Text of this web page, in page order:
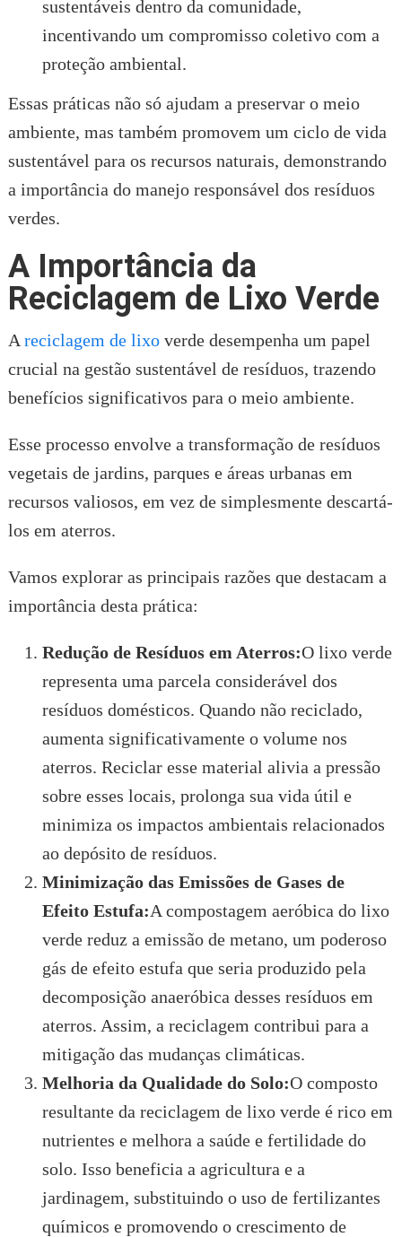
sustentáveis dentro da comunidade,
incentivando um compromisso coletivo com a
proteção ambiental.
Essas práticas não só ajudam a preservar o meio
ambiente, mas também promovem um ciclo de vida
sustentável para os recursos naturais, demonstrando
a importância do manejo responsável dos resíduos
verdes.
A Importância da
Reciclagem de Lixo Verde
A reciclagem de lixoverde desempenha um papel
crucial na gestão sustentável de resíduos, trazendo
benefícios significativos para o meio ambiente.
Esse processo envolve a transformação de resíduos
vegetais de jardins, parques e áreas urbanas em
recursos valiosos, em vez de simplesmente descartá-
los em aterros.
Vamos explorar as principais razões que destacam a
importância desta prática:
Redução de Resíduos em Aterros:O lixo verde
representa uma parcela considerável dos
resíduos domésticos. Quando não reciclado,
aumenta significativamente o volume nos
aterros. Reciclar esse material alivia a pressão
sobre esses locais, prolonga sua vida útil e
minimiza os impactos ambientais relacionados
ao depósito de resíduos.
Minimização das Emissões de Gases de
Efeito Estufa:A compostagem aeróbica do lixo
verde reduz a emissão de metano, um poderoso
gás de efeito estufa que seria produzido pela
decomposição anaeróbica desses resíduos em
aterros. Assim, a reciclagem contribui para a
mitigação das mudanças climáticas.
Melhoria da Qualidade do Solo:O composto
resultante da reciclagem de lixo verde é rico em
nutrientes e melhora a saúde e fertilidade do
solo. Isso beneficia a agricultura e a
jardinagem, substituindo o uso de fertilizantes
químicos e promovendo o crescimento de